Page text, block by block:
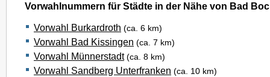
Vorwahlnummern für Städte in der Nähe von Bad
Vorwahl Burkardroth (ca. 6 km)
Vorwahl Bad Kissingen (ca. 7 km)
Vorwahl Münnerstadt (ca. 8 km)
Vorwahl Sandberg Unterfranken (ca. 10 km)